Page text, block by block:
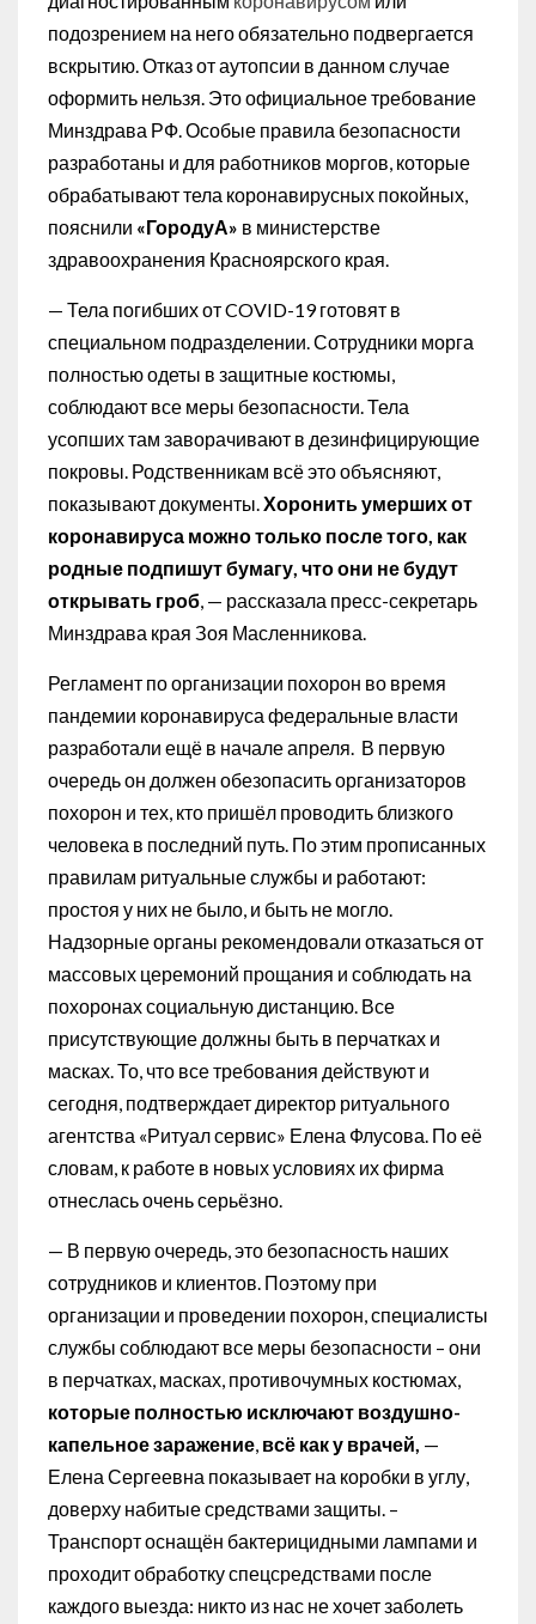
подозрением на него обязательно подвергается
вскрытию. Отказ от аутопсии в данном случае
оформить нельзя. Это официальное требование
Минздрава РФ. Особые правила безопасности
разработаны и для работников моргов, которые
обрабатывают тела коронавирусных покойных,
пояснили «ГородуА» в министерстве
здравоохранения Красноярского края.
— Тела погибших от COVID-19 готовят в
специальном подразделении. Сотрудники морга
полностью одеты в защитные костюмы,
соблюдают все меры безопасности. Тела
усопших там заворачивают в дезинфицирующие
покровы. Родственникам всё это объясняют,
показывают документы.Хоронить умерших от
коронавируса можно только после того, как
родные подпишут бумагу, что они не будут
открывать гроб, — рассказала пресс-секретарь
Минздрава края Зоя Масленникова.
Регламент по организации похорон во время
пандемии коронавируса федеральные власти
разработали ещё в начале апреля. В первую
очередь он должен обезопасить организаторов
похорон и тех, кто пришёл проводить близкого
человека в последний путь. По этим прописанных
правилам ритуальные службы и работают:
простоя у них не было, и быть не могло.
Надзорные органы рекомендовали отказаться от
массовых церемоний прощания и соблюдать на
похоронах социальную дистанцию. Все
присутствующие должны быть в перчатках и
масках. То, что все требования действуют и
сегодня, подтверждает директор ритуального
агентства «Ритуал сервис» Елена Флусова. По её
словам, к работе в новых условиях их фирма
отнеслась очень серьёзно.
— В первую очередь, это безопасность наших
сотрудников и клиентов. Поэтому при
организации и проведении похорон, специалисты
службы соблюдают все меры безопасности – они
в перчатках, масках, противочумных костюмах,
которые полностью исключают воздушно-
капельное заражение, всё как у врачей, —
Елена Сергеевна показывает на коробки в углу,
доверху набитые средствами защиты. –
Транспорт оснащён бактерицидными лампами и
проходит обработку спецсредствами после
каждого выезда: никто из нас не хочет заболеть